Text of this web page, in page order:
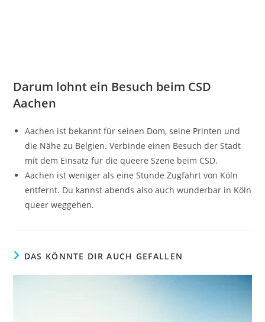
Darum lohnt ein Besuch beim CSD
Aachen
Aachen ist bekannt für seinen Dom, seine Printen und
die Nähe zu Belgien. Verbinde einen Besuch der Stadt
mit dem Einsatz für die queere Szene beim CSD.
Aachen ist weniger als eine Stunde Zugfahrt von Köln
entfernt. Du kannst abends also auch wunderbar in Köln
queer weggehen.
DAS KÖNNTE DIR AUCH GEFALLEN